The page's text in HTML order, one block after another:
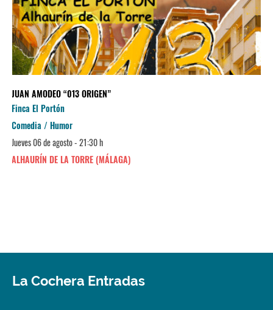
JUAN AMODEO “013 ORIGEN”
Finca El Portón
Comedia / Humor
Jueves 06 de agosto - 21:30 h
ALHAURÍN DE LA TORRE (MÁLAGA)
La Cochera Entradas